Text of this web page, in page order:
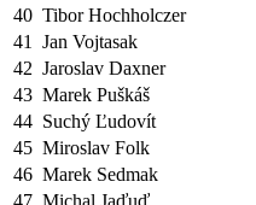
40 Tibor Hochholczer
41
Jan Vojtasak
42 Jaroslav Daxner
43 Marek Puškáš
44 Suchý Ľudovít
45 Miroslav Folk
46 Marek Sedmak
47 Michal Jaďuď